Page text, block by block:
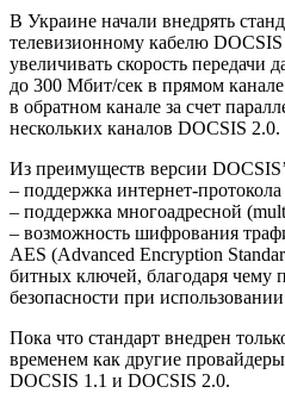
В Украине начали внедрять
телевизионному кабелю
увеличивать скорость
до 300 Мбит/сек в прямом
в обратном канале за счет
нескольких каналов DOCSIS 2.0.
Из преимуществ версии
– поддержка интернет-
– поддержка многоадресной
– возможность шифрования
AES (Advanced Encryption
битных ключей, благодаря чему
безопасности при
Пока что стандарт внедрен
временем как другие
DOCSIS 1.1 и DOCSIS 2.0.